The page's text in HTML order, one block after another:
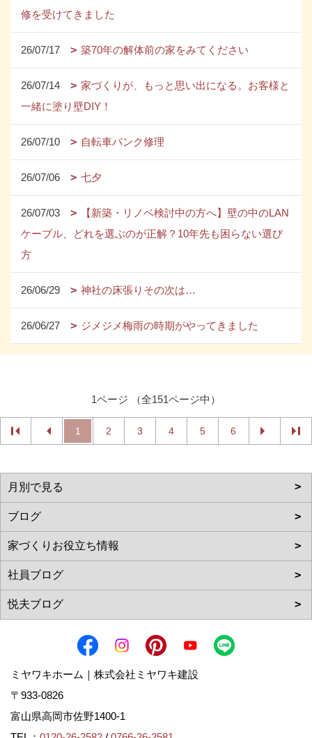
修を受けてきました
26/07/17 築70年の解体前の家をみてください
26/07/14
家づくりが、もっと思い出になる。お客様と
一緒に塗り壁DIY！
26/07/10 自転車パンク修理
26/07/06 七夕
26/07/03
【新築・リノベ検討中の方へ】壁の中のLAN
ケーブル、どれを選ぶのが正解？10年先も困らない選び
方
26/06/29 神社の床張りその次は…
26/06/27 ジメジメ梅雨の時期がやってきました
1ページ （全151ページ中）
1 2 3 4 5 6
ミヤワキホーム｜株式会社ミヤワキ建設
〒933-0826
富山県高岡市佐野1400-1